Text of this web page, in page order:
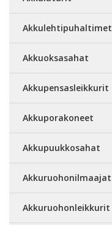
Akkulehtipuhaltimet
Akkuoksasahat
Akkupensasleikkurit
Akkuporakoneet
Akkupuukkosahat
Akkuruohonilmaajat
Akkuruohonleikkurit